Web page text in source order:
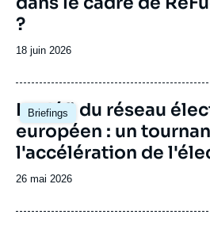
?
Date
publication
18 juin 2026
Briefings
Image
principale
Le défi du réseau
européen : un
l'accélération de
Date
publication
26 mai 2026